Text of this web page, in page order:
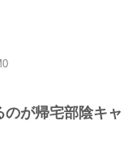
が帰宅部陰キャ